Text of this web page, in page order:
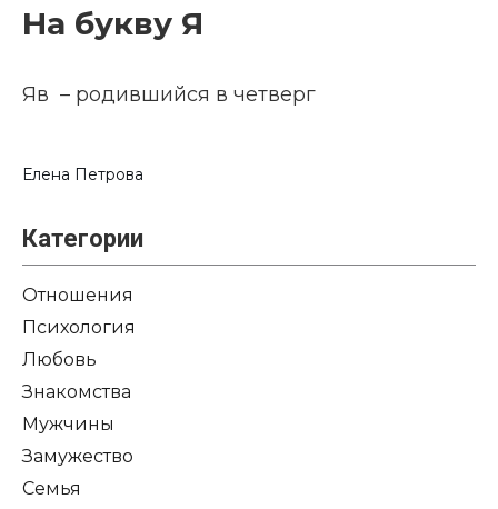
На букву Я
Яв – родившийся в четверг
Елена Петрова
Категории
Отношения
Психология
Любовь
Знакомства
Мужчины
Замужество
Семья